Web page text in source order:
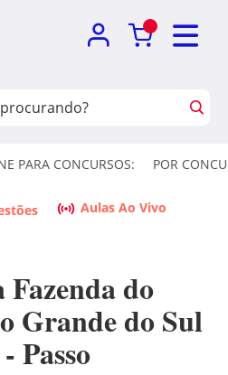
PARA CONCURSOS: POR
Aulas Ao Vivo
do
Grande do Sul
Passo